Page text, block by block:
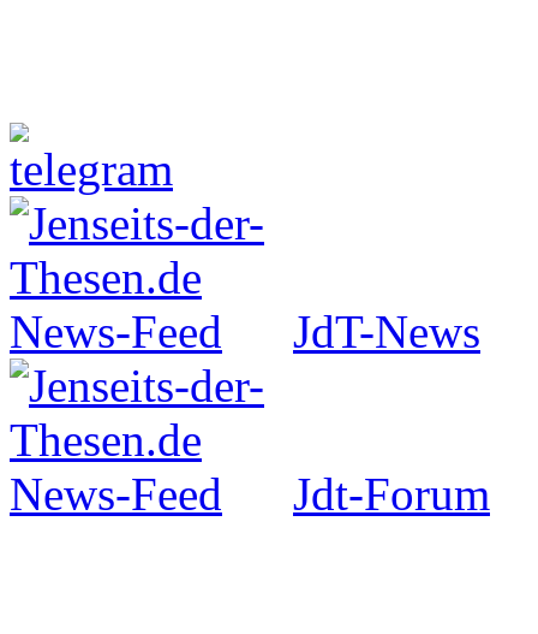
JdT-News
Jdt-Forum